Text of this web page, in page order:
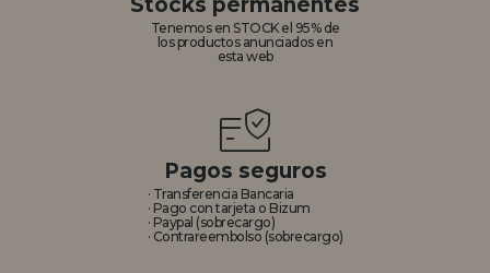
Tenemos en STOCK el 95% de
los productos anunciados en
esta web
Pagos seguros
· Transferencia Bancaria
· Pago con tarjeta o Bizum
· Paypal (sobrecargo)
· Contrareembolso (sobrecargo)